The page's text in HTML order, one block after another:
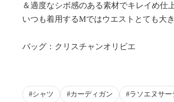
＆適度なシボ感のある素材でキレイめ仕
いつも着用するMではウエストとても大
バッグ：クリスチャンオリビエ
シャツ カーディガン ラソエヌサ